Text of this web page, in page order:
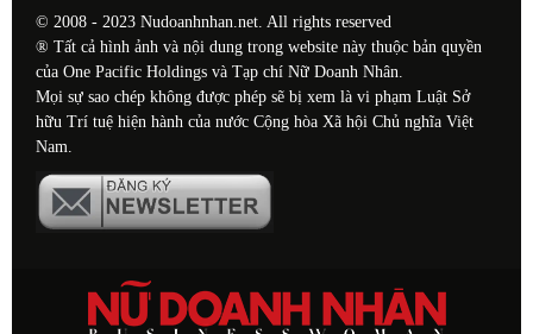
© 2008 - 2023 Nudoanhnhan.net. All rights reserved
® Tất cả hình ảnh và nội dung trong website này thuộc bản quyền
của One Pacific Holdings và Tạp chí Nữ Doanh Nhân.
Mọi sự sao chép không được phép sẽ bị xem là vi phạm Luật Sở
hữu Trí tuệ hiện hành của nước Cộng hòa Xã hội Chủ nghĩa Việt
Nam.